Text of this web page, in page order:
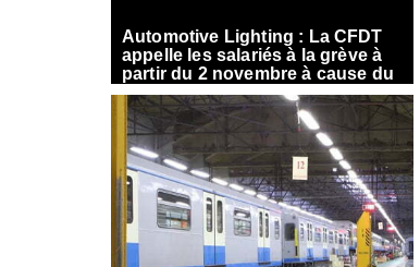
Automotive Lighting : La CFDT
appelle les salariés à la grève à
partir du 2 novembre à cause du
manque de visibilité sur l’emploi